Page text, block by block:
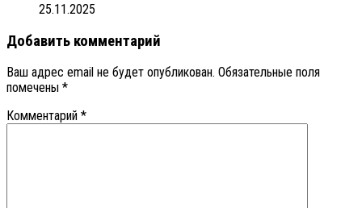
25.11.2025
Добавить комментарий
Ваш адрес email не будет опубликован. Обязательные поля
помечены *
Комментарий *